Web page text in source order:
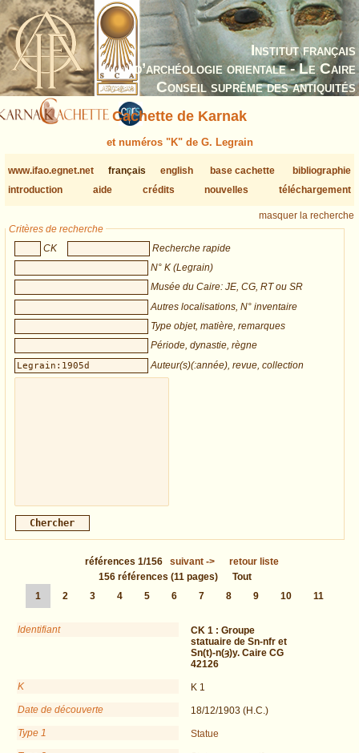
Institut français
d’archéologie orientale - Le Caire
Conseil suprême des antiquités
Cachette de Karnak
et numéros "K" de G. Legrain
www.ifao.egnet.net français english base cachette
bibliographie
introduction
aide crédits nouvelles téléchargement
masquer la recherche
Critères de recherche
CK
Recherche rapide
N° K (Legrain)
Musée du Caire: JE, CG, RT ou SR
Autres localisations, N° inventaire
Type objet, matière, remarques
Période, dynastie, règne
Auteur(s)(:année), revue, collection
références 1/156 suivant ->
retour liste
156 références (11 pages)
Tout
1
2 3 4 5 6 7 8 9 10 11
Identifiant CK 1 : Groupe
statuaire de Sn-nfr et
Sn(t)-n(ȝ)y. Caire CG
42126
K
K 1
Date de découverte
18/12/1903 (H.C.)
Type 1
Statue